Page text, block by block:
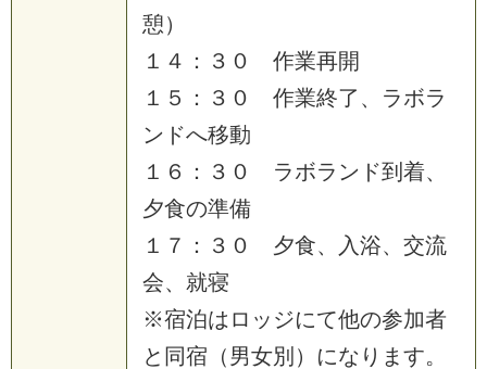
憩）
１ ４ ： ３ ０ 作業再開
１ ５ ： ３ ０ 作業終了 、 ラボラ
ン ドへ移動
１ ６ ： ３ ０ ラボラ ン ド到 着、
夕食の準備
１ ７ ： ３ ０ 夕食、 入浴、 交流
会、 就寝
※宿泊は ロ ッ ジにて他の参加者
と 同宿 （ 男女別 ） にな り ま す。